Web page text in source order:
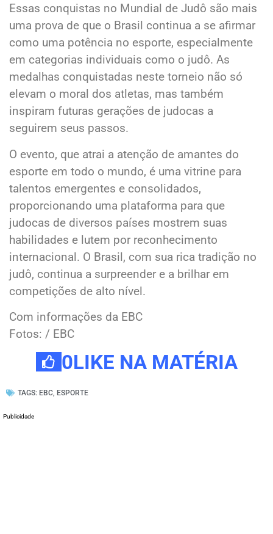
Essas conquistas no Mundial de Judô são mais
uma prova de que o Brasil continua a se afirmar
como uma potência no esporte, especialmente
em categorias individuais como o judô. As
medalhas conquistadas neste torneio não só
elevam o moral dos atletas, mas também
inspiram futuras gerações de judocas a
seguirem seus passos.
O evento, que atrai a atenção de amantes do
esporte em todo o mundo, é uma vitrine para
talentos emergentes e consolidados,
proporcionando uma plataforma para que
judocas de diversos países mostrem suas
habilidades e lutem por reconhecimento
internacional. O Brasil, com sua rica tradição no
judô, continua a surpreender e a brilhar em
competições de alto nível.
Com informações da EBC
Fotos: / EBC
0LIKE NA MATÉRIA
TAGS: EBC ESPORTE
Publicidade